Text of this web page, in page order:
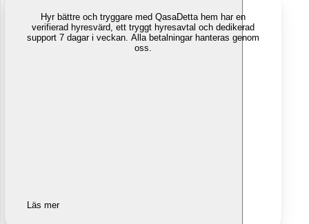
Hyr bättre och tryggare med QasaDetta hem har en
verifierad hyresvärd, ett tryggt hyresavtal och dedikerad
support 7 dagar i veckan. Alla betalningar hanteras genom
oss.
Läs mer